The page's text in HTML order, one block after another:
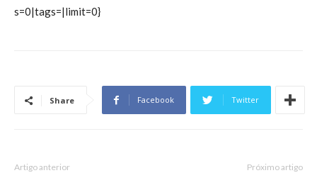
s=0|tags=|limit=0}
Share Facebook Twitter
Artigo anterior Próximo artigo